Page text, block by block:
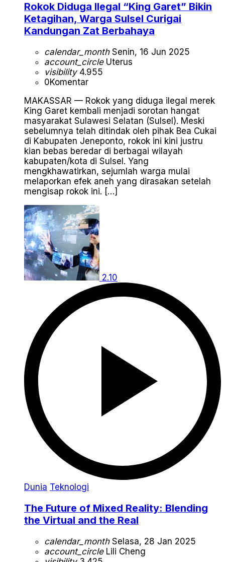
Rokok Diduga Ilegal “King Garet” Bikin
Ketagihan, Warga Sulsel Curigai
Kandungan Zat Berbahaya
calendar_monthSenin, 16 Jun 2025
account_circleUterus
visibility4.955
0Komentar
MAKASSAR — Rokok yang diduga ilegal merek
King Garet kembali menjadi sorotan hangat
masyarakat Sulawesi Selatan (Sulsel). Meski
sebelumnya telah ditindak oleh pihak Bea Cukai
di Kabupaten Jeneponto, rokok ini kini justru
kian bebas beredar di berbagai wilayah
kabupaten/kota di Sulsel. Yang
mengkhawatirkan, sejumlah warga mulai
melaporkan efek aneh yang dirasakan setelah
mengisap rokok ini. […]
2.10
Dunia Teknologi
The Future of Mixed Reality: Blending
the Virtual and the Real
calendar_monthSelasa, 28 Jan 2025
account_circleLili Cheng